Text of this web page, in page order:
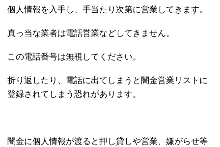
個人情報を入手し、手当たり次第に営業してきます。
真っ当な業者は電話営業などしてきません。
この電話番号は無視してください。
折り返したり、電話に出てしまうと闇金営業リストに
登録されてしまう恐れがあります。
闇金に個人情報が渡ると押し貸しや営業、嫌がらせ等